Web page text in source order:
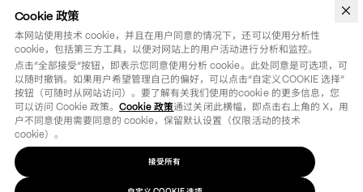
OTB SPA - ALL RIGHTS RESERVED - VAT IT01571110244
法律条款
Cookie 政策
本网站使用技术 cookie，并且在用户同意的情况下，还可以使用分析性
cookie，包括第三方工具，以便对网站上的用户活动进行分析和监控。
点击“全部接受”按钮，即表示您同意使用分析 cookie。此处同意是可选项，可
以随时撤销。如果用户希望管理自己的偏好，可以点击“自定义COOKIE 选择”
按钮（可随时从网站访问）。要了解有关我们使用的cookie 的更多信息，您
可以访问 Cookie 政策。Cookie 政策通过关闭此横幅，即点击右上角的 X，用
户不同意使用需要同意的 cookie，保留默认设置（仅限活动的技术
cookie）。
接受所有